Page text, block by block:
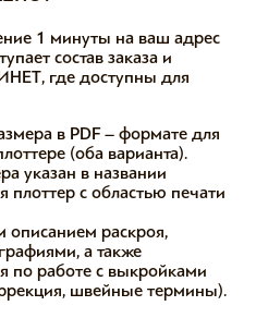
1 минуты на ваш адрес
состав заказа и
где доступны для
в PDF – формате для
(оба варианта).
указан в названии
плоттер с областью печати
раскроя,
а также
по работе с выкройками
швейные термины).